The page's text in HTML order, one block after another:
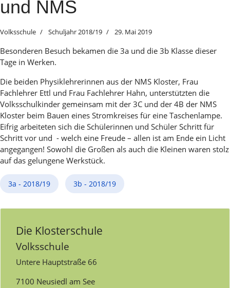
und NMS
Volksschule Schuljahr 2018/19 29. Mai 2019
Besonderen Besuch bekamen die 3a und die 3b Klasse dieser
Tage in Werken.
Die beiden Physiklehrerinnen aus der NMS Kloster, Frau
Fachlehrer Ettl und Frau Fachlehrer Hahn, unterstützten die
Volksschulkinder gemeinsam mit der 3C und der 4B der NMS
Kloster beim Bauen eines Stromkreises für eine Taschenlampe.
Eifrig arbeiteten sich die Schülerinnen und Schüler Schritt für
Schritt vor und - welch eine Freude – allen ist am Ende ein Licht
angegangen! Sowohl die Großen als auch die Kleinen waren stolz
auf das gelungene Werkstück.
3a - 2018/19 3b - 2018/19
Die Klosterschule
Volksschule
Untere Hauptstraße 66
7100 Neusiedl am See